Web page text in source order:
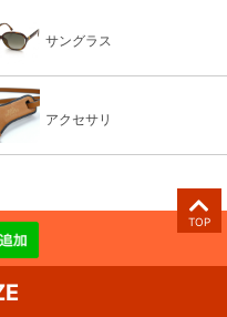
サングラス
アクセサリ
TOP